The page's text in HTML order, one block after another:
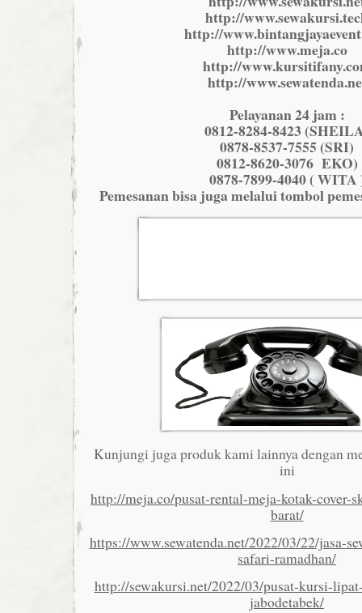
http://
http://
http://www.meja.co
http://
http://
Pelayanan 24 jam :
0812-8284-8423
0878-8537-7555 (SRI)
0812-8620-3076 EKO)
0878-7899-4040 ( WITA
Pemesanan bisa juga melalui tombol
Kunjungi juga produk kami lainnya dengan
ini
http://meja.co/pusat-rental-meja-kotak-cover-
barat/
https://www.sewatenda.net/2022/03/22/jasa-
safari-ramadhan/
http://sewakursi.net/2022/03/pusat-kursi-
jabodetabek/